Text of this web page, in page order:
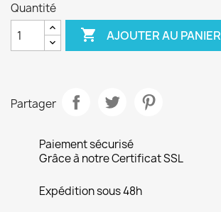
Quantité
 AJOUTER AU PANIER
Partager
Paiement sécurisé
Grâce à notre Certificat SSL
Expédition sous 48h